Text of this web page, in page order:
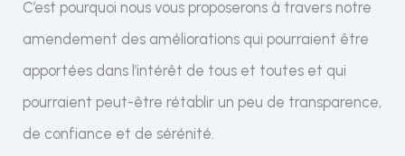
C’est pourquoi nous vous proposerons à travers notre
amendement des améliorations qui pourraient être
apportées dans l’intérêt de tous et toutes et qui
pourraient peut-être rétablir un peu de transparence,
de confiance et de sérénité.